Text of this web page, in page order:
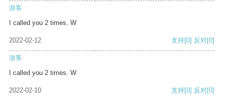
游客
I called you 2 times. W
2022-02-12 支持[0] 反对[0]
游客
I called you 2 times. W
2022-02-10 支持[0] 反对[0]